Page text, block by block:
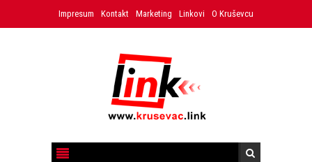
Impresum Kontakt Marketing Linkovi O Kruševcu